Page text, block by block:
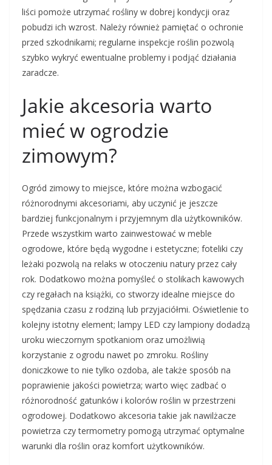
liści pomoże utrzymać rośliny w dobrej kondycji oraz
pobudzi ich wzrost. Należy również pamiętać o ochronie
przed szkodnikami; regularne inspekcje roślin pozwolą
szybko wykryć ewentualne problemy i podjąć działania
zaradcze.
Jakie akcesoria warto
mieć w ogrodzie
zimowym?
Ogród zimowy to miejsce, które można wzbogacić
różnorodnymi akcesoriami, aby uczynić je jeszcze
bardziej funkcjonalnym i przyjemnym dla użytkowników.
Przede wszystkim warto zainwestować w meble
ogrodowe, które będą wygodne i estetyczne; foteliki czy
leżaki pozwolą na relaks w otoczeniu natury przez cały
rok. Dodatkowo można pomyśleć o stolikach kawowych
czy regałach na książki, co stworzy idealne miejsce do
spędzania czasu z rodziną lub przyjaciółmi. Oświetlenie to
kolejny istotny element; lampy LED czy lampiony dodadzą
uroku wieczornym spotkaniom oraz umożliwią
korzystanie z ogrodu nawet po zmroku. Rośliny
doniczkowe to nie tylko ozdoba, ale także sposób na
poprawienie jakości powietrza; warto więc zadbać o
różnorodność gatunków i kolorów roślin w przestrzeni
ogrodowej. Dodatkowo akcesoria takie jak nawilżacze
powietrza czy termometry pomogą utrzymać optymalne
warunki dla roślin oraz komfort użytkowników.